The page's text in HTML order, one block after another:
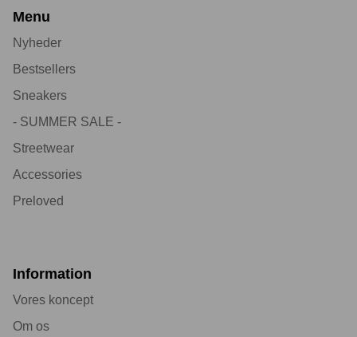
Menu
Nyheder
Bestsellers
Sneakers
- SUMMER SALE -
Streetwear
Accessories
Preloved
Information
Vores koncept
Om os